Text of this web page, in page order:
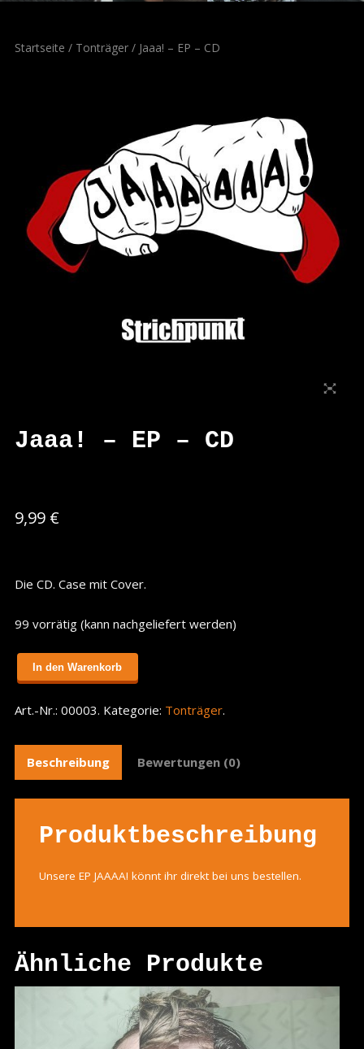
Startseite / Tonträger/ Jaaa! – EP – CD
Jaaa! – EP – CD
9,99 €
Die CD. Case mit Cover.
99 vorrätig (kann nachgeliefert werden)
In den Warenkorb
Art.-Nr.: 00003. Kategorie: Tonträger.
Beschreibung Bewertungen (0)
Produktbeschreibung
Unsere EP JAAAA! könnt ihr direkt bei uns bestellen.
Ähnliche Produkte